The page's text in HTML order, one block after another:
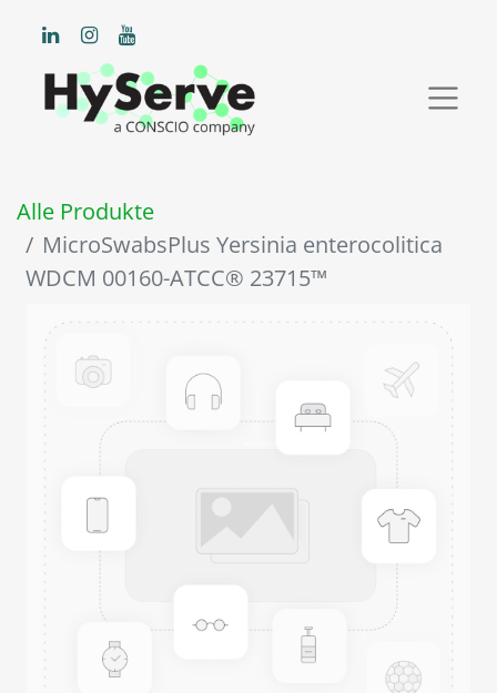
Alle Produkte
MicroSwabsPlus Yersinia enterocolitica
WDCM 00160-ATCC® 23715™